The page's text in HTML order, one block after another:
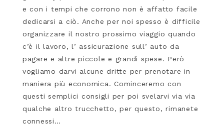
e con i tempi che corrono non è affatto facile
dedicarsi a ciò. Anche per noi spesso è difficile
organizzare il nostro prossimo viaggio quando
c’è il lavoro, l’ assicurazione sull’ auto da
pagare e altre piccole e grandi spese. Però
vogliamo darvi alcune dritte per prenotare in
maniera più economica. Cominceremo con
questi semplici consigli per poi svelarvi via via
qualche altro trucchetto, per questo, rimanete
connessi…